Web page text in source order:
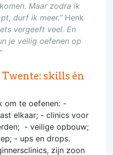
Maar zodra ik
durf ik meer.” Henk
vergeeft veel. En
je veilig oefenen op
skills én
om te oefenen: -
elkaar; - clinics voor
- veilige opbouw;
- ups en drops.
zijn zoon